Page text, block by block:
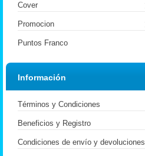
Cover
Promocion
Puntos Franco
Información
Términos y Condiciones
Beneficios y Registro
Condiciones de envío y devoluciones